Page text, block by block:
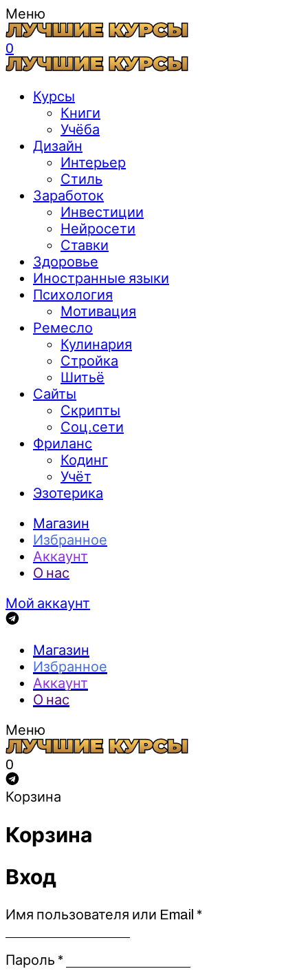
Меню
0
Курсы
Книги
Учёба
Дизайн
Интерьер
Стиль
Заработок
Инвестиции
Нейросети
Ставки
Здоровье
Иностранные языки
Психология
Мотивация
Ремесло
Кулинария
Стройка
Шитьё
Сайты
Скрипты
Соц.сети
Фриланс
Кодинг
Учёт
Эзотерика
Магазин
Избранное
Аккаунт
О нас
Мой аккаунт
Магазин
Избранное
Аккаунт
О нас
Меню
0
Корзина
Корзина
Вход
Имя пользователя или Email *Обязательно
Пароль *Обязательно